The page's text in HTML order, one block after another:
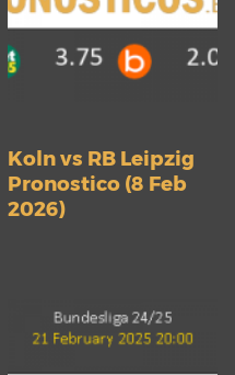
Koln vs RB Leipzig
Pronostico (8 Feb
2026)